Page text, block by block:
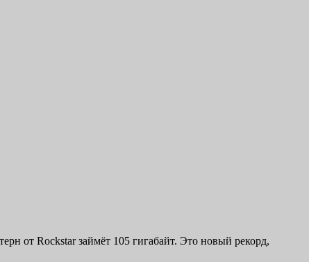
от Rockstar займёт 105 гигабайт. Это новый рекорд,